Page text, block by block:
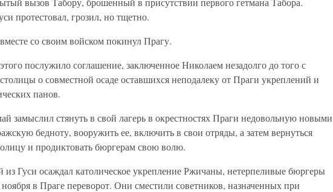
протестовал, грозил, но тщетно.
со своим войском покинул Прагу.
послужило соглашение, заключенное Николаем незадолго до того с
о совместной осаде оставшихся неподалеку от Праги укреплений и
панов.
замыслил стянуть в свой лагерь в окрестностях Праги недовольную новыми
бедноту, вооружить ее, включить в свои отряды, а затем вернуться
и продиктовать бюргерам свою волю.
Гуси осаждал католическое укрепление Ржичаны, нетерпеливые бюргеры
в Праге переворот. Они сместили советников, назначенных при